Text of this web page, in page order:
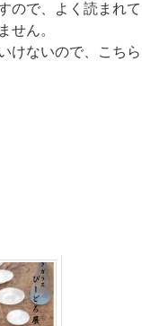
ので、よく読まれて
せん。
けないので、こちら